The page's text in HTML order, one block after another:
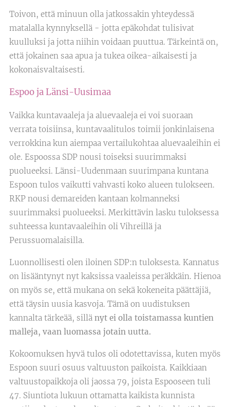
Toivon, että minuun olla jatkossakin yhteydessä
matalalla kynnyksellä - jotta epäkohdat tulisivat
kuulluksi ja jotta niihin voidaan puuttua. Tärkeintä on,
että jokainen saa apua ja tukea oikea-aikaisesti ja
kokonaisvaltaisesti.
Espoo ja Länsi-Uusimaa
Vaikka kuntavaaleja ja aluevaaleja ei voi suoraan
verrata toisiinsa, kuntavaalitulos toimii jonkinlaisena
verrokkina kun aiempaa vertailukohtaa aluevaaleihin ei
ole. Espoossa SDP nousi toiseksi suurimmaksi
puolueeksi. Länsi-Uudenmaan suurimpana kuntana
Espoon tulos vaikutti vahvasti koko alueen tulokseen.
RKP nousi demareiden kantaan kolmanneksi
suurimmaksi puolueeksi. Merkittävin lasku tuloksessa
suhteessa kuntavaaleihin oli Vihreillä ja
Perussuomalaisilla.
Luonnollisesti olen iloinen SDP:n tuloksesta. Kannatus
on lisääntynyt nyt kaksissa vaaleissa peräkkäin. Hienoa
on myös se, että mukana on sekä kokeneita päättäjiä,
että täysin uusia kasvoja. Tämä on uudistuksen
kannalta tärkeää, sillä nyt ei olla toistamassa kuntien
malleja, vaan luomassa jotain uutta.
Kokoomuksen hyvä tulos oli odotettavissa, kuten myös
Espoon suuri osuus valtuuston paikoista. Kaikkiaan
valtuustopaikkoja oli jaossa 79, joista Espooseen tuli
47. Siuntiota lukuun ottamatta kaikista kunnista